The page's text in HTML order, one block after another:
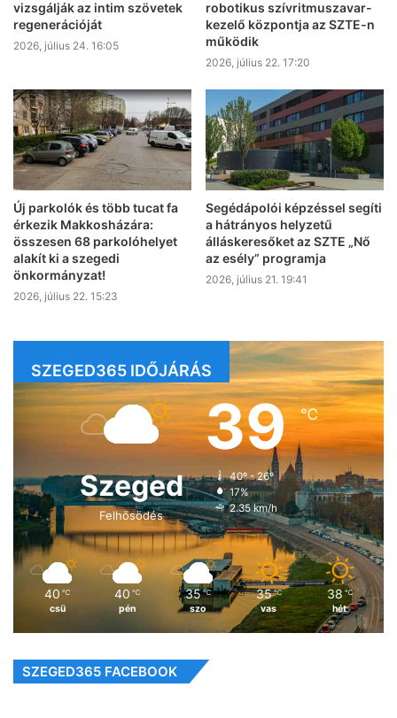
vizsgálják az intim szövetek
regenerációját
2026, július 24. 16:05
robotikus szívritmuszavar-
kezelő központja az SZTE-n
működik
2026, július 22. 17:20
Új parkolók és több tucat fa
érkezik Makkosházára:
összesen 68 parkolóhelyet
alakít ki a szegedi
önkormányzat!
2026, július 22. 15:23
Segédápolói képzéssel segíti
a hátrányos helyzetű
álláskeresőket az SZTE „Nő
az esély” programja
2026, július 21. 19:41
SZEGED365 IDŐJÁRÁS
Szeged
Felhősödés
39℃
40º - 26º
17%
2.35 km/h
40 ℃
csü
40 ℃
pén
35 ℃
szo
35 ℃
vas
38 ℃
hét
SZEGED365 FACEBOOK